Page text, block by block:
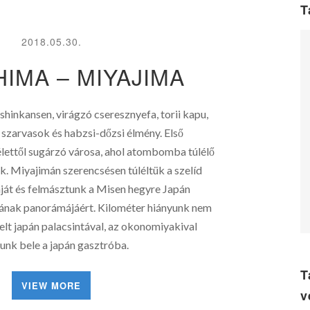
2018.05.30.
– MIYAJIMA
virágzó cseresznyefa, torii kapu,
és habzsi-dőzsi élmény. Első
sugárzó városa, ahol atombomba túlélő
Miyajimán szerencsésen túléltük a szelíd
és felmásztunk a Misen hegyre Japán
panorámájáért. Kilométer hiányunk nem
japán palacsintával, az okonomiyakival
bele a japán gasztróba.
VIEW MORE